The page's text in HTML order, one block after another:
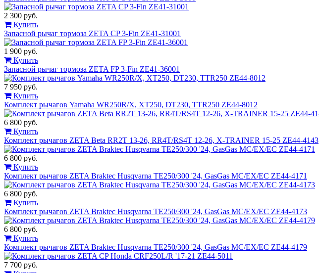
2 300 руб.
Купить
Запасной рычаг тормоза ZETA CP 3-Fin ZE41-31001
1 900 руб.
Купить
Запасной рычаг тормоза ZETA FP 3-Fin ZE41-36001
7 950 руб.
Купить
Комплект рычагов Yamaha WR250R/X, XT250, DT230, TTR250 ZE44-8012
6 800 руб.
Купить
Комплект рычагов ZETA Beta RR2T 13-26, RR4T/RS4T 12-26, X-TRAINER 15-25 ZE44-4143
6 800 руб.
Купить
Комплект рычагов ZETA Braktec Husqvarna TE250/300 '24, GasGas MC/EX/EC ZE44-4171
6 800 руб.
Купить
Комплект рычагов ZETA Braktec Husqvarna TE250/300 '24, GasGas MC/EX/EC ZE44-4173
6 800 руб.
Купить
Комплект рычагов ZETA Braktec Husqvarna TE250/300 '24, GasGas MC/EX/EC ZE44-4179
7 700 руб.